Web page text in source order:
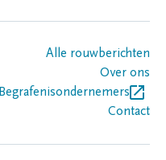
Alle rouwberichten
Over ons
Begrafenisondernemers
Contact